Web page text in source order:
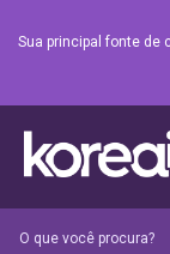
Sua principal fonte de